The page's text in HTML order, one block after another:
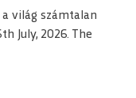
világ számtalan
July, 2026. The